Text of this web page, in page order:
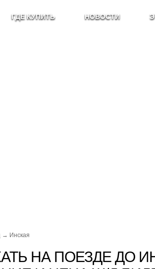
ГДЕ КУПИТЬ НОВОСТИ
→ Инская
НА ПОЕЗДЕ ДО